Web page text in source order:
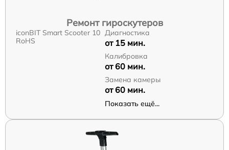
Ремонт гироскутеров
iconBIT Smart Scooter 10
RoHS
Диагностика
от 15 мин.
Калибровка
от 60 мин.
Замена камеры
от 60 мин.
Показать ещё...